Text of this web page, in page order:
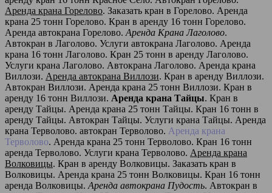
Аренда крана Горелово. Заказать кран в Горелово. Аренда
крана 25 тонн Горелово. Кран в аренду 16 тонн Горелово.
Аренда автокрана Горелово. Аренда Крана Лаголово.
Автокран в Лаголово. Услуги автокрана Лаголово. Аренда
крана 16 тонн Лаголово. Кран 25 тонн в аренду Лаголово.
Услуги крана Лаголово. Автокрана Лаголово. Аренда крана
Виллози. Аренда автокрана Виллози. Кран в аренду Виллози.
Автокран Виллози. Аренда крана 25 тонн Виллози. Кран в
аренду 16 тонн Виллози. Аренда крана Тайцы. Кран в
аренду Тайцы. Аренда крана 25 тонн Тайцы. Кран 16 тонн в
аренду Тайцы. Автокран Тайцы. Услуги крана Тайцы. Аренда
крана Терволово. автокран Терволово. Аренда крана
Терволово. Аренда крана 25 тонн Терволово. Кран 16 тонн
аренда Терволово. Услуги крана Терволово. Аренда крана
Волковицы. Кран в аренду Волковицы. Заказать кран в
Волковицы. Аренда крана 25 тонн Волковицы. Кран 16 тонн
аренда Волковицы. Аренда автокрана Пудость. Автокран в